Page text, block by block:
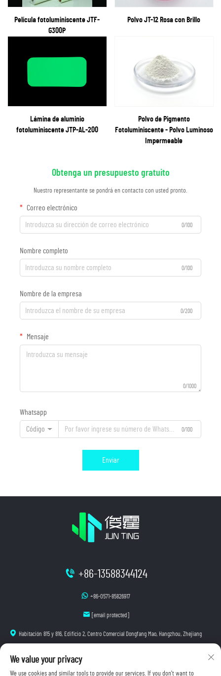
Película fotoluminiscente JTF-
G300P
Polvo JT-12 Rosa con Brillo
Lámina de aluminio
fotoluminiscente JTP-AL-200
Polvo de Pigmento
Fotoluminiscente - Polvo Luminoso
Impermeable
Obtenga un presupuesto gratuito
Nuestro representante se pondrá en contacto con usted pronto.
Correo electrónico
0/100
Nombre completo
0/100
Nombre de la empresa
0/200
Mensaje
0/1000
Whatsapp
Código 0/100
Enviar
+86-13588344124
+86-0571-85826917
[email protected]
Habitación 815 y 816, Edificio 2, Centro Comercial Dongfang Mao, Hangzhou, Zhejiang
We value your privacy
We use cookies and similar tools to provide our services. If you don't want to